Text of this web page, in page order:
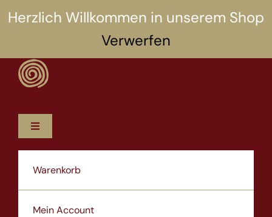
Herzlich Willkommen in unserem Shop
Verwerfen
Inhalt
Toggle
Warenkorb
Mein Account